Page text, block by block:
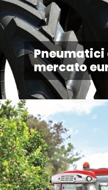
mercato